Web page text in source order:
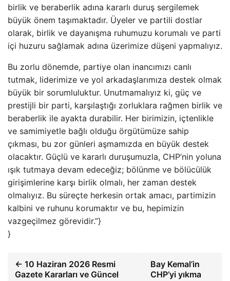
birlik ve beraberlik adına kararlı duruş sergilemek
büyük önem taşımaktadır. Üyeler ve partili dostlar
olarak, birlik ve dayanışma ruhumuzu korumalı ve parti
içi huzuru sağlamak adına üzerimize düşeni yapmalıyız.
Bu zorlu dönemde, partiye olan inancımızı canlı
tutmak, liderimize ve yol arkadaşlarımıza destek olmak
büyük bir sorumluluktur. Unutmamalıyız ki, güç ve
prestijli bir parti, karşılaştığı zorluklara rağmen birlik ve
beraberlik ile ayakta durabilir. Her birimizin, içtenlikle
ve samimiyetle bağlı olduğu örgütümüze sahip
çıkması, bu zor günleri aşmamızda en büyük destek
olacaktır. Güçlü ve kararlı duruşumuzla, CHP’nin yoluna
ışık tutmaya devam edeceğiz; bölünme ve bölücülük
girişimlerine karşı birlik olmalı, her zaman destek
olmalıyız. Bu süreçte herkesin ortak amacı, partimizin
kalbini ve ruhunu korumaktır ve bu, hepimizin
vazgeçilmez görevidir.”}
}
← 10 Haziran 2026 Resmi
Gazete Kararları ve Güncel
Bay Kemal’in
CHP’yi yıkma